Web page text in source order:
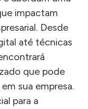
impactam
Desde
até técnicas
que pode
sua empresa.
para a